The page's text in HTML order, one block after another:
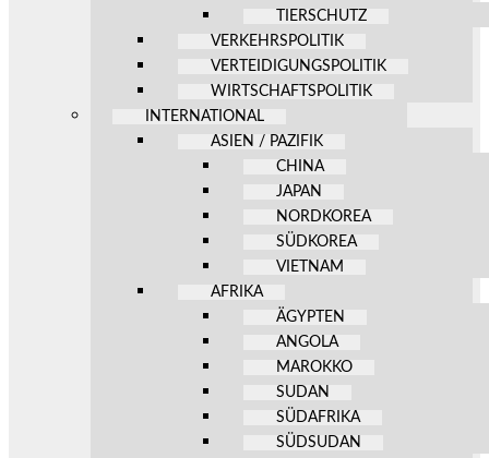
TIERSCHUTZ
VERKEHRSPOLITIK
VERTEIDIGUNGSPOLITIK
WIRTSCHAFTSPOLITIK
INTERNATIONAL
ASIEN / PAZIFIK
CHINA
JAPAN
NORDKOREA
SÜDKOREA
VIETNAM
AFRIKA
ÄGYPTEN
ANGOLA
MAROKKO
SUDAN
SÜDAFRIKA
SÜDSUDAN